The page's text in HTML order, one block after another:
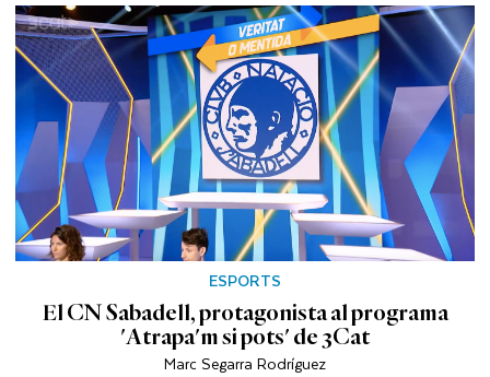
ESPORTS
El CN Sabadell, protagonista al programa
'Atrapa'm si pots' de 3Cat
Marc Segarra Rodríguez